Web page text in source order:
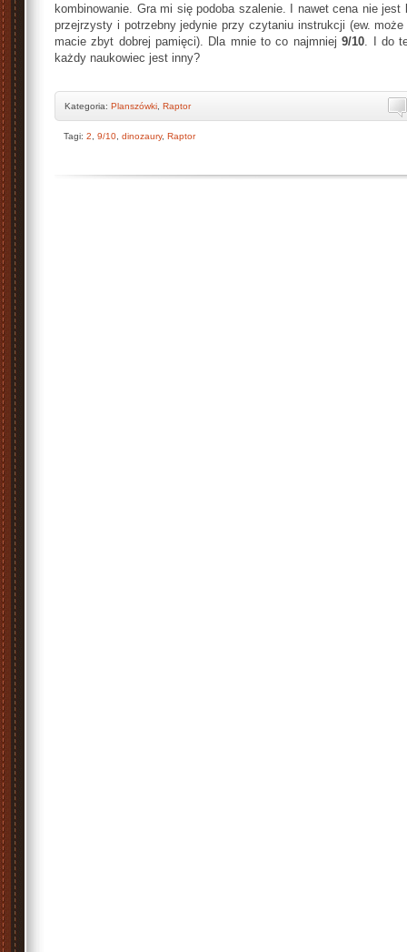
kombinowanie. Gra mi się podoba szalenie. I nawet cena nie
przejrzysty i potrzebny jedynie przy czytaniu instrukcji (ew.
macie zbyt dobrej pamięci). Dla mnie to co najmniej9/10. I do
każdy naukowiec jest inny?
Kategoria: Planszówki Raptor
Tagi: 2 9/10 dinozaury, Raptor